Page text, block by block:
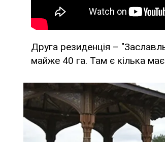
Друга резиденція –
майже 40 га. Там є кілька